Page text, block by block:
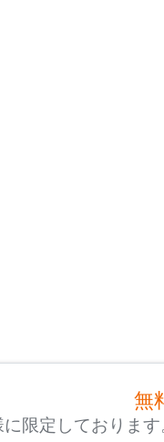
無
限定しております